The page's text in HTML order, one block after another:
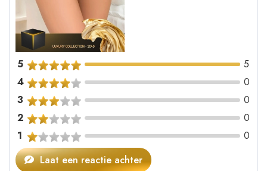
5
5
4
0
3
0
2
0
1
0
Laat een reactie achter